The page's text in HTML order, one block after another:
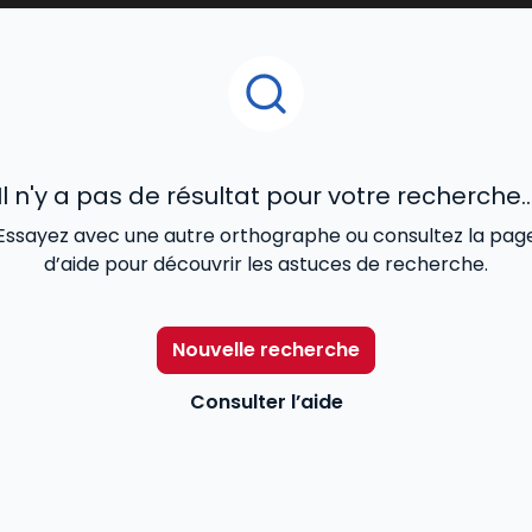
HSE, offrant ainsi auxjuristes, responsables
Il n'y a pas de résultat pour votre
avec une autre orthographe ou consultez la
d’aide pour découvrir les astuces de recherche.
Nouvelle recherche
Consulter l’aide